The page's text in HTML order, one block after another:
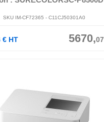
SKU IM-CF72365 - C11CJ50301A0
€HT 5670,07